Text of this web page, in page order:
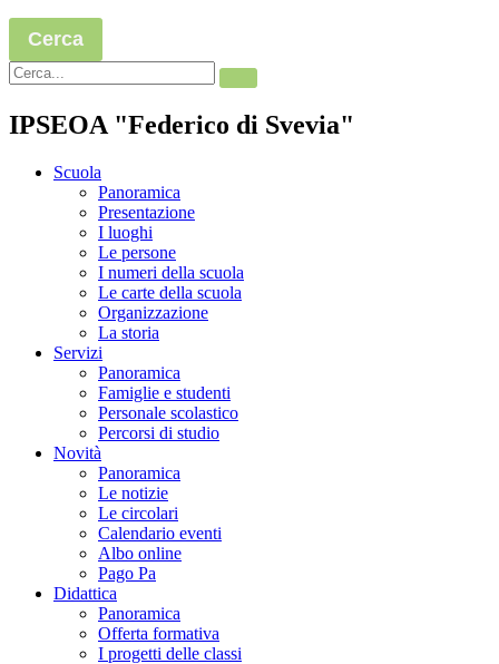
Cerca
IPSEOA "Federico di Svevia"
Scuola
Panoramica
Presentazione
I luoghi
Le persone
I numeri della scuola
Le carte della scuola
Organizzazione
La storia
Servizi
Panoramica
Famiglie e studenti
Personale scolastico
Percorsi di studio
Novità
Panoramica
Le notizie
Le circolari
Calendario eventi
Albo online
Pago Pa
Didattica
Panoramica
Offerta formativa
I progetti delle classi